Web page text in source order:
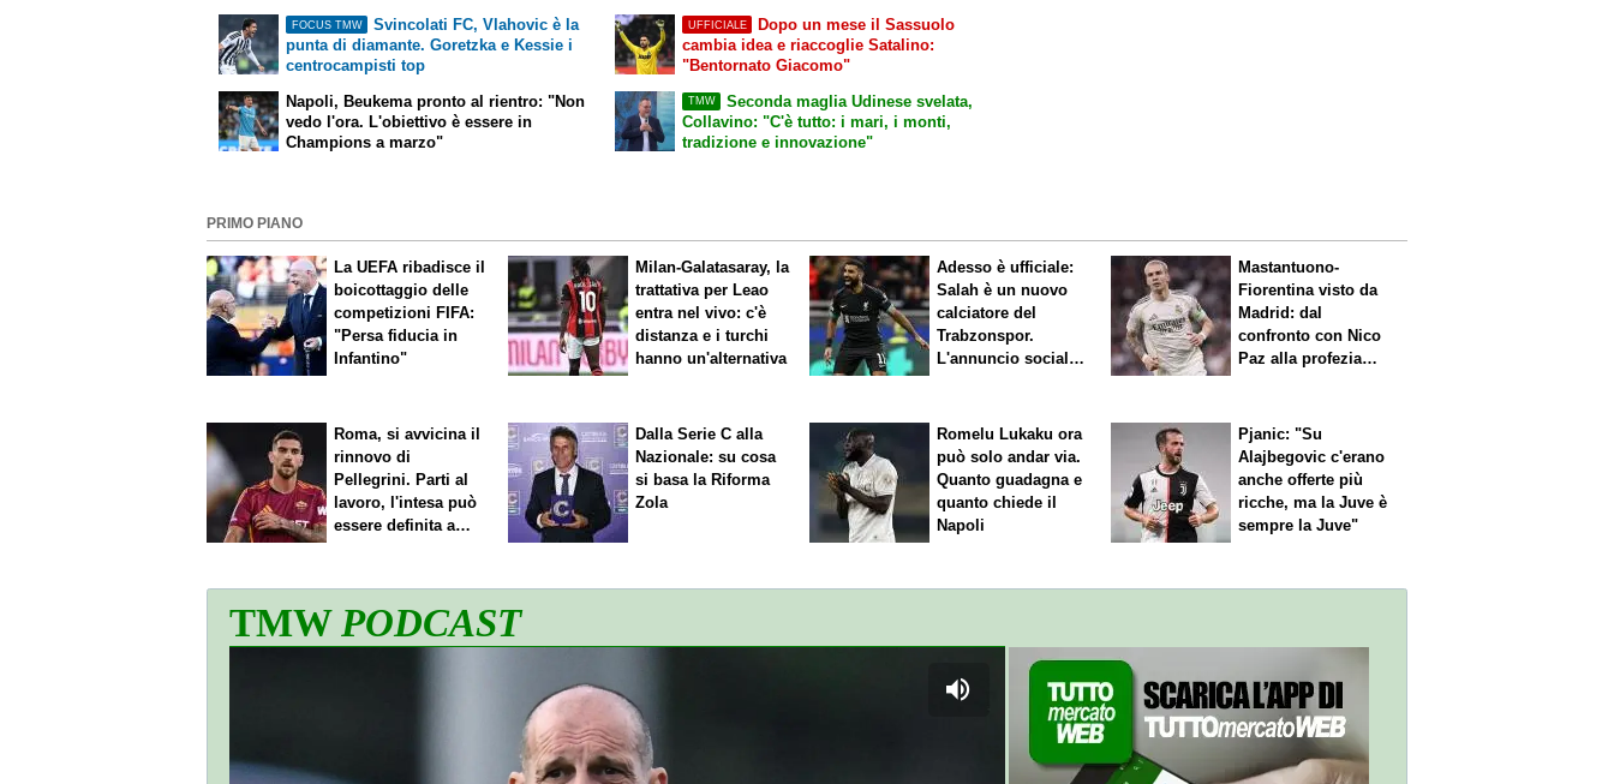
FOCUS TMW
Svincolati FC, Vlahovic è la
punta di diamante. Goretzka e Kessie i
centrocampisti top
Napoli, Beukema pronto al rientro: "Non
vedo l'ora. L'obiettivo è essere in
Champions a marzo"
UFFICIALE
Dopo un mese il Sassuolo
cambia idea e riaccoglie Satalino:
"Bentornato Giacomo"
TMW
Seconda maglia Udinese svelata,
Collavino: "C'è tutto: i mari, i monti,
tradizione e innovazione"
PRIMO PIANO
La UEFA ribadisce il
boicottaggio delle
competizioni FIFA:
"Persa fiducia in
Infantino"
Milan-Galatasaray, la
trattativa per Leao
entra nel vivo: c'è
distanza e i turchi
hanno un'alternativa
Adesso è ufficiale:
Salah è un nuovo
calciatore del
Trabzonspor.
L'annuncio social
Mastantuono-
Fiorentina visto da
Madrid: dal
confronto con Nico
Paz alla profezia
Roma, si avvicina il
rinnovo di
Pellegrini. Parti al
lavoro, l'intesa può
essere definita a
Dalla Serie C alla
Nazionale: su cosa
si basa la Riforma
Zola
Romelu Lukaku ora
può solo andar via.
Quanto guadagna e
quanto chiede il
Napoli
Pjanic: "Su
Alajbegovic c'erano
anche offerte più
ricche, ma la Juve è
sempre la Juve"
TMWPODCAST